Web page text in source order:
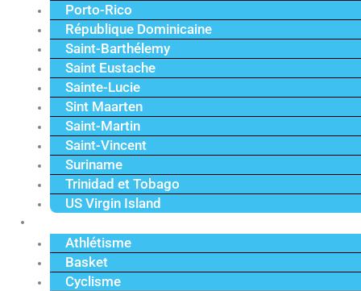
Porto-Rico
République Dominicaine
Saint-Barthélemy
Saint Eustache
Sainte-Lucie
Sint Maarten
Saint-Martin
Saint-Vincent
Suriname
Trinidad et Tobago
US Virgin Island
Athlétisme
Basket
Cyclisme